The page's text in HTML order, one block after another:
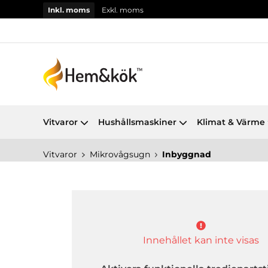
Inkl. moms Exkl. moms
Vitvaror Hushållsmaskiner Klimat & Värme
Vitvaror Mikrovågsugn Inbyggnad
Innehållet kan inte visas